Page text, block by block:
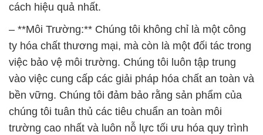
cách hiệu quả nhất.
– **Môi Trường:** Chúng tôi không chỉ là một công
ty hóa chất thương mại, mà còn là một đối tác trong
việc bảo vệ môi trường. Chúng tôi luôn tập trung
vào việc cung cấp các giải pháp hóa chất an toàn và
bền vững. Chúng tôi đảm bảo rằng sản phẩm của
chúng tôi tuân thủ các tiêu chuẩn an toàn môi
trường cao nhất và luôn nỗ lực tối ưu hóa quy trình